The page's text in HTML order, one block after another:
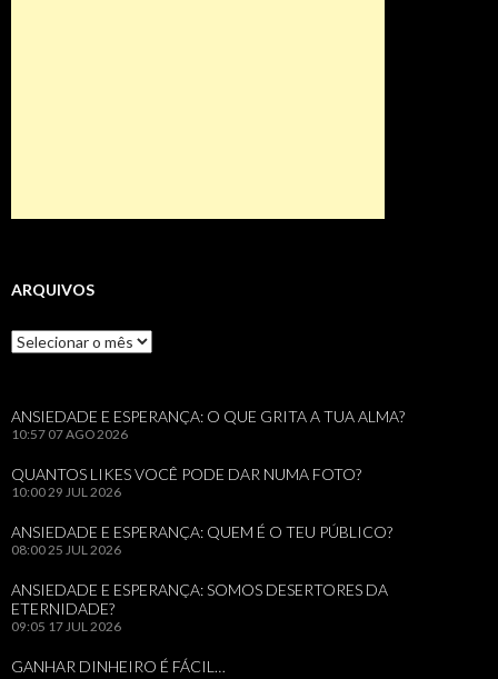
ARQUIVOS
Arquivos
ANSIEDADE E ESPERANÇA: O QUE GRITA A TUA ALMA?
10:57 07 AGO 2026
QUANTOS LIKES VOCÊ PODE DAR NUMA FOTO?
10:0029 JUL 2026
ANSIEDADE E ESPERANÇA: QUEM É O TEU PÚBLICO?
08:0025 JUL 2026
ANSIEDADE E ESPERANÇA: SOMOS DESERTORES DA
ETERNIDADE?
09:05 17 JUL 2026
GANHAR DINHEIRO É FÁCIL…